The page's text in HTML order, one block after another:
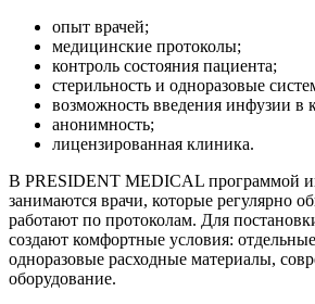
опыт врачей;
медицинские протоколы;
контроль состояния пациента;
стерильность и одноразовые
возможность введения инфузии в
анонимность;
лицензированная клиника.
В PRESIDENT MEDICAL программой
занимаются врачи, которые регулярно
работают по протоколам. Для
создают комфортные условия:
одноразовые расходные материалы,
оборудование.